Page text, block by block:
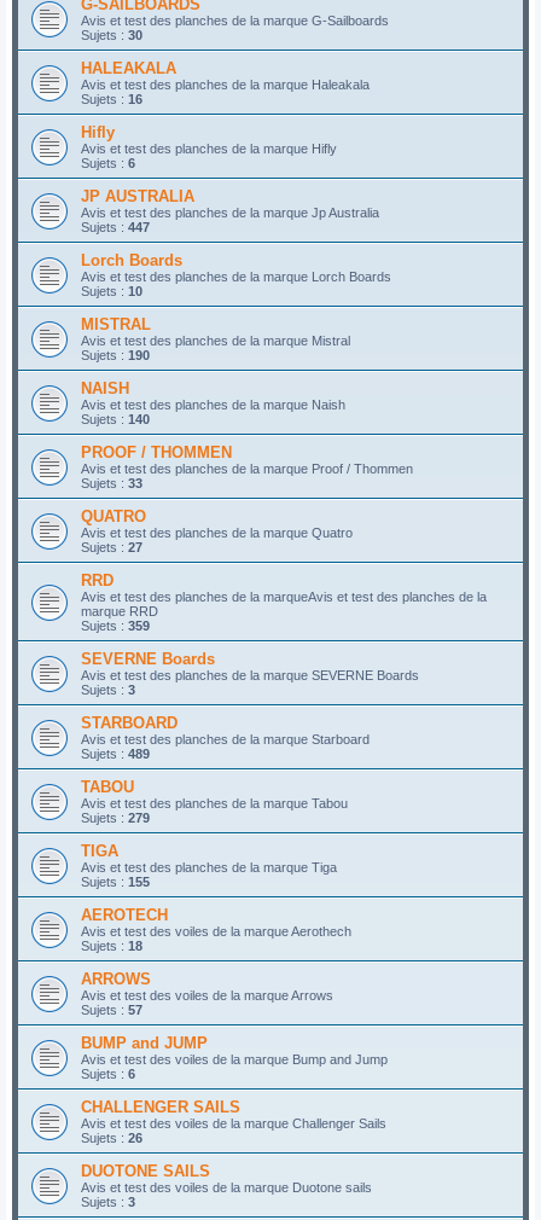
G-SAILBOARDS
Avis et test des planches de la marque G-Sailboards
Sujets : 30
HALEAKALA
Avis et test des planches de la marque Haleakala
Sujets : 16
Hifly
Avis et test des planches de la marque Hifly
Sujets : 6
JP AUSTRALIA
Avis et test des planches de la marque Jp Australia
Sujets : 447
Lorch Boards
Avis et test des planches de la marque Lorch Boards
Sujets : 10
MISTRAL
Avis et test des planches de la marque Mistral
Sujets : 190
NAISH
Avis et test des planches de la marque Naish
Sujets : 140
PROOF / THOMMEN
Avis et test des planches de la marque Proof / Thommen
Sujets : 33
QUATRO
Avis et test des planches de la marque Quatro
Sujets : 27
RRD
Avis et test des planches de la marqueAvis et test des planches de la
marque RRD
Sujets : 359
SEVERNE Boards
Avis et test des planches de la marque SEVERNE Boards
Sujets : 3
STARBOARD
Avis et test des planches de la marque Starboard
Sujets : 489
TABOU
Avis et test des planches de la marque Tabou
Sujets : 279
TIGA
Avis et test des planches de la marque Tiga
Sujets : 155
AEROTECH
Avis et test des voiles de la marque Aerothech
Sujets : 18
ARROWS
Avis et test des voiles de la marque Arrows
Sujets : 57
BUMP and JUMP
Avis et test des voiles de la marque Bump and Jump
Sujets : 6
CHALLENGER SAILS
Avis et test des voiles de la marque Challenger Sails
Sujets : 26
DUOTONE SAILS
Avis et test des voiles de la marque Duotone sails
Sujets : 3